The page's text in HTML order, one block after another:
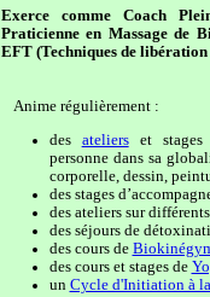
Exerce comme Coach
Praticienne en Massage de
EFT (Techniques de
Anime régulièrement :
des atelierset stages
personne dans sa
corporelle, dessin,
des stages
des ateliers sur
des séjours de
des cours de
des cours et stages de
un Cycle d'Initiation à